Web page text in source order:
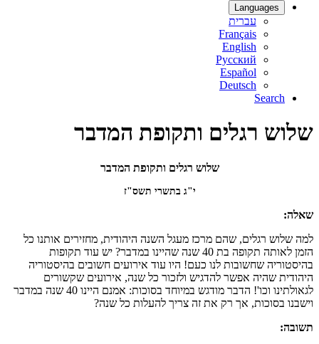
Languages
עברית
Français
English
Русский
Español
Deutsch
Search
שלוש רגלים ותקופת המדבר
שלוש רגלים ותקופת המדבר
י"ג בתשרי תשס"ז
שאלה:
למה שלוש רגלים, שהם מרכז מעגל השנה היהודית, מחזירים אותנו כל
הזמן לאותה תקופה בת 40 שנה שהיינו במדבר? יש עוד תקופות
בהיסטוריה שחשובות לנו כעם! היו עוד אירועים חשובים בהיסטוריה
היהודית שהיה אפשר להדגיש ולזכור כל שנה, אירועים שקשורים
לגאולתינו וכו'! הדבר מודגש במיוחד בסוכות: אמנם היינו 40 שנה במדבר
וישבנו בסוכות, אך רק את זה צריך להעלות כל שנה?
תשובה: